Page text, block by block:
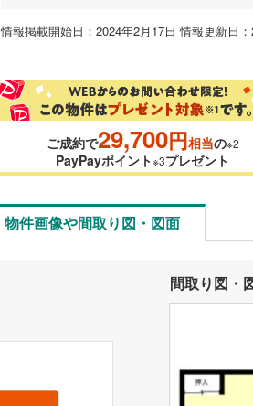
情報掲載開始日：2024年2月17日 情報更新日
ご成約で29,700円相当の※2
PayPayポイント※3プレゼント
物件画像や間取り図・図面
間取り図・